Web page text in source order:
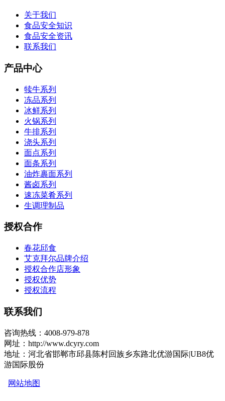
关于我们
食品安全知识
食品安全资讯
联系我们
产品中心
犊牛系列
冻品系列
冰鲜系列
火锅系列
牛排系列
浇头系列
面点系列
面条系列
油炸裹面系列
酱卤系列
速冻菜肴系列
生调理制品
授权合作
春花邱食
艾克拜尔品牌介绍
授权合作店形象
授权优势
授权流程
联系我们
咨询热线：4008-979-878
网址：http://www.dcyry.com
地址：河北省邯郸市邱县陈村回族乡东路北优游国际|UB8优
游国际股份
网站地图